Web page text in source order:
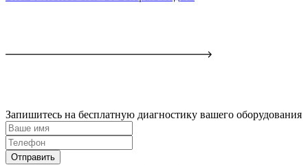
Запишитесь на бесплатную диагностику вашего оборудования
Отправить